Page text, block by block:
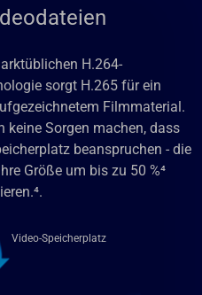
H.264-
sorgt H.265 für ein
Filmmaterial.
keine Sorgen machen, dass
beanspruchen - die
Größe um bis zu 50 %⁴
⁴.
Video-Speicherplatz